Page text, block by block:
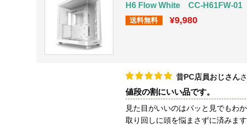
H6 Flow White CC-H61FW-01
送料無料 ¥9,980
昔PC店員おじさん
値段の割にいい品です。
見た目がいいのはパッと見でもわ
取り回しに頭を悩まさずに済みます